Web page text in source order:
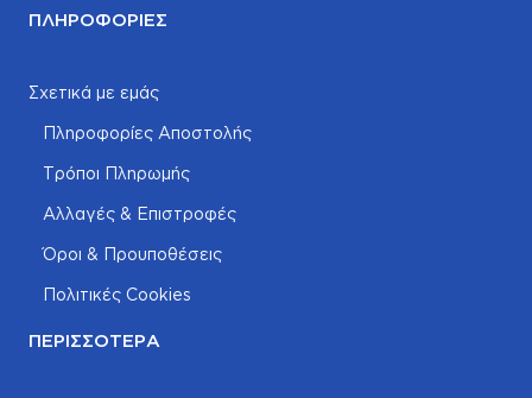
ΠΛΗΡΟΦΟΡΊΕΣ
Σχετικά με εμάς
Πληροφορίες Αποστολής
Τρόποι Πληρωμής
Αλλαγές & Επιστροφές
Όροι & Προυποθέσεις
Πολιτικές Cookies
ΠΕΡΙΣΣΌΤΕΡΑ